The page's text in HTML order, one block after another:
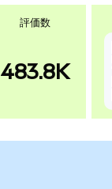
評価数
483.8K